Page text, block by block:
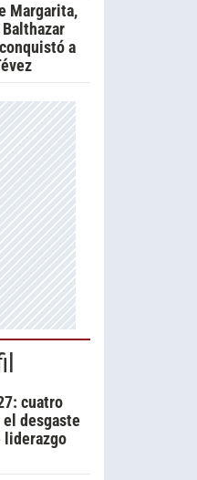
Margarita,
Balthazar
a
cuatro
desgaste
liderazgo